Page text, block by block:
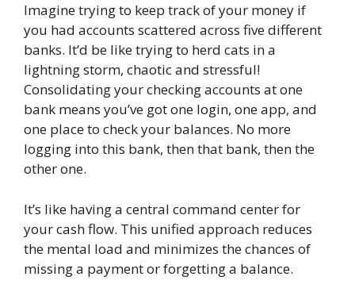
Imagine trying to keep track of your money if
you had accounts scattered across five different
banks. It’d be like trying to herd cats in a
lightning storm, chaotic and stressful!
Consolidating your checking accounts at one
bank means you’ve got one login, one app, and
one place to check your balances. No more
logging into this bank, then that bank, then the
other one.
It’s like having a central command center for
your cash flow. This unified approach reduces
the mental load and minimizes the chances of
missing a payment or forgetting a balance.